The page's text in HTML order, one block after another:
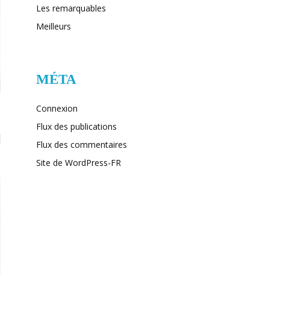
Les remarquables
Meilleurs
MÉTA
Connexion
Flux des publications
Flux des commentaires
Site de WordPress-FR